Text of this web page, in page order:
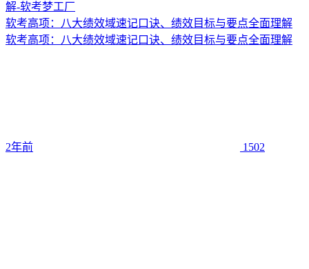
软考高项：八大绩效域速记口诀、绩效目标与要点全面理解
软考高项：八大绩效域速记口诀、绩效目标与要点全面理解
2年前 1502